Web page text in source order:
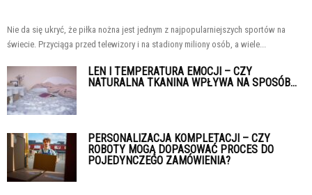
Nie da się ukryć, że piłka nożna jest jednym z najpopularniejszych sportów na
świecie. Przyciąga przed telewizory i na stadiony miliony osób, a wiele...
LEN I TEMPERATURA EMOCJI – CZY
NATURALNA TKANINA WPŁYWA NA SPOSÓB...
PERSONALIZACJA KOMPLETACJI – CZY
ROBOTY MOGĄ DOPASOWAĆ PROCES DO
POJEDYNCZEGO ZAMÓWIENIA?